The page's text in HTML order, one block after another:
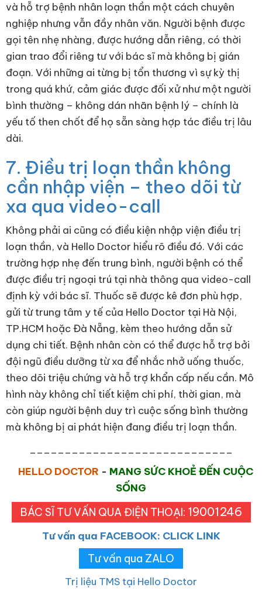
và hỗ trợ bệnh nhân loạn thần một cách chuyên
nghiệp nhưng vẫn đầy nhân văn. Người bệnh được
gọi tên nhẹ nhàng, được hướng dẫn riêng, có thời
gian trao đổi riêng tư với bác sĩ mà không bị gián
đoạn. Với những ai từng bị tổn thương vì sự kỳ thị
trong quá khứ, cảm giác được đối xử như một người
bình thường – không dán nhãn bệnh lý – chính là
yếu tố then chốt để họ sẵn sàng hợp tác điều trị lâu
dài.
7. Điều trị loạn thần không
cần nhập viện – theo dõi từ
xa qua video-call
Không phải ai cũng có điều kiện nhập viện điều trị
loạn thần, và Hello Doctor hiểu rõ điều đó. Với các
trường hợp nhẹ đến trung bình, người bệnh có thể
được điều trị ngoại trú tại nhà thông qua video-call
định kỳ với bác sĩ. Thuốc sẽ được kê đơn phù hợp,
gửi từ trung tâm y tế của Hello Doctor tại Hà Nội,
TP.HCM hoặc Đà Nẵng, kèm theo hướng dẫn sử
dụng chi tiết. Bệnh nhân còn có thể được hỗ trợ bởi
đội ngũ điều dưỡng từ xa để nhắc nhở uống thuốc,
theo dõi triệu chứng và hỗ trợ khẩn cấp nếu cần. Mô
hình này không chỉ tiết kiệm chi phí, thời gian, mà
còn giúp người bệnh duy trì cuộc sống bình thường
mà không bị ai phát hiện đang điều trị loạn thần.
HELLO DOCTOR - MANG SỨC KHOẺ ĐẾN CUỘC
SỐNG
BÁC SĨ TƯ VẤN QUA ĐIỆN THOẠI: 19001246
Tư vấn qua FACEBOOK: CLICK LINK
Tư vấn qua ZALO
Trị liệu TMS tại Hello Doctor